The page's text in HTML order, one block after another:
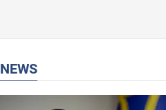
NEWS